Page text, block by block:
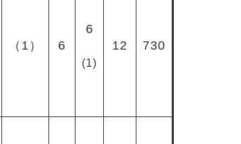
（1） 6
6
(1)
12 730